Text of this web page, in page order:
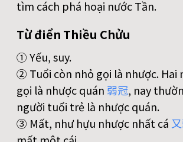
tìm cách phá hoại nước Tần.
Từ điển Thiều Chửu
① Yếu, suy.
② Tuổi còn nhỏ gọi là nhược. Hai
gọi là nhược quán 弱冠, nay
người tuổi trẻ là nhược quán.
③ Mất, như hựu nhược nhất cá 又